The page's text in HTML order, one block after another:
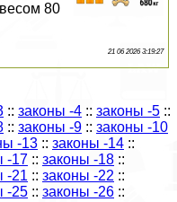
80
21 06 2026 3:19:27
:: законы -4 :: законы -5 ::
:: законы -9 :: законы -10
-13 :: законы -14 ::
-17 :: законы -18 ::
-21 :: законы -22 ::
-25 :: законы -26 ::